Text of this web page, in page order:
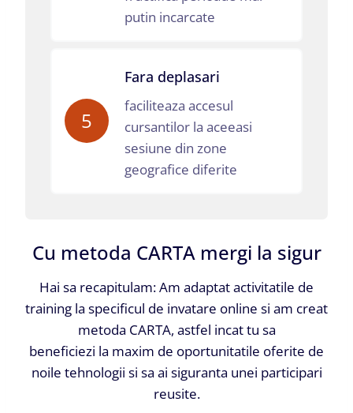
putin incarcate
5
Fara deplasari
faciliteaza accesul
cursantilor la aceeasi
sesiune din zone
geografice diferite
Cu metoda CARTA mergi la sigur
Hai sa recapitulam: Am adaptat activitatile de
training la specificul de invatare online si am creat
metoda CARTA, astfel incat tu sa
beneficiezi la maxim de oportunitatile oferite de
noile tehnologii si sa ai siguranta unei participari
reusite.